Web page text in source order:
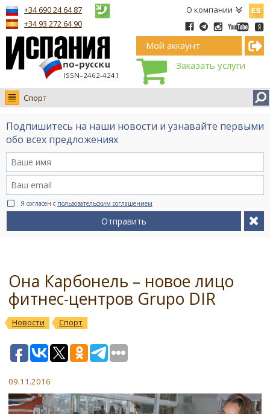
О компании
ISSN–2462-4241
+34 690 24 64 87
+34 93 272 64 90
Мой аккаунт
Заказать услуги
Спорт
Новости
Интервью
Видео Ruso.TV
BCN life
Сервис на немецком
Подпишитесь на наши новости и узнавайте первыми
обо всех предложениях
Я согласен с пользовательским соглашением
Отправить
Она Карбонель – новое лицо
фитнес-центров Grupo DIR
Новости Спорт
09.11.2016